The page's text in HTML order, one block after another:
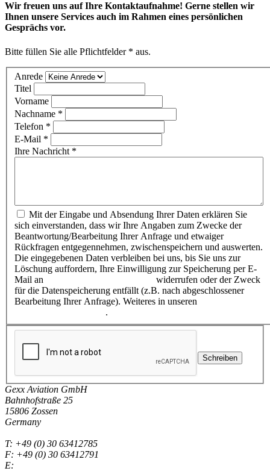
Wir freuen uns auf Ihre Kontaktaufnahme! Gerne stellen wir
Ihnen unsere Services auch im Rahmen eines persönlichen
Gesprächs vor.
Bitte füllen Sie alle Pflichtfelder * aus.
Anrede
Titel
Vorname
Nachname *
Telefon *
E-Mail *
Ihre Nachricht *
Mit der Eingabe und Absendung Ihrer Daten erklären Sie
sich einverstanden, dass wir Ihre Angaben zum Zwecke der
Beantwortung/Bearbeitung Ihrer Anfrage und etwaiger
Rückfragen entgegennehmen, zwischenspeichern und auswerten.
Die eingegebenen Daten verbleiben bei uns, bis Sie uns zur
Löschung auffordern, Ihre Einwilligung zur Speicherung per E-
Mail an
widerrufen oder der Zweck
für die Datenspeicherung entfällt (z.B. nach abgeschlossener
Bearbeitung Ihrer Anfrage). Weiteres in unseren
.
Gexx Aviation GmbH
Bahnhofstraße 25
15806 Zossen
Germany
T: +49 (0) 30 63412785
F: +49 (0) 30 63412791
E: